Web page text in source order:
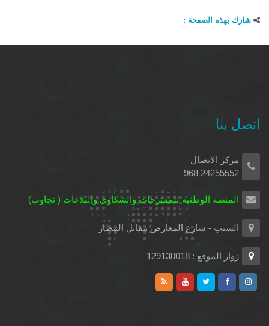
شارك بهذه الصفحة :
اتصل بنا
مركز الاتصال
24255552 968
المنصة الوطنية للمقترحات والشكاوي والبلاغات ( تجاوب)
السيب - شارع المعارض مقابل المطار
زوار الموقع : 129130018